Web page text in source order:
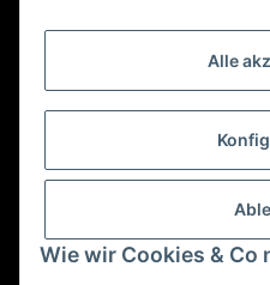
Alle
Wie wir Cookies & Co
Abholungen nur nach
E-Mail:
Vertrag
* Alle Preise inkl. gesetzlicher USt., zzgl.